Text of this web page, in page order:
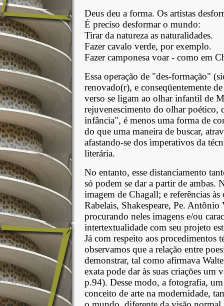
Deus deu a forma. Os artistas
É preciso desformar o mundo:
Tirar da natureza as naturalidades.
Fazer cavalo verde, por exemplo.
Fazer camponesa voar - como em
Essa operação de "des-formação"
renovado(r), e conseqüentemente
verso se ligam ao olhar infantil de
rejuvenescimento do olhar poético,
infância", é menos uma forma de
do que uma maneira de buscar,
afastando-se dos imperativos da
literária.
No entanto, esse distanciamento
só podem se dar a partir de ambas.
imagem de Chagall; e referências
Rabelais, Shakespeare, Pe.
procurando neles imagens e/ou
intertextualidade com seu projeto
Já com respeito aos procedimentos
observamos que a relação entre
demonstrar, tal como afirmava
exata pode dar às suas criações
p.94). Desse modo, a fotografia,
conceito de arte na modernidade,